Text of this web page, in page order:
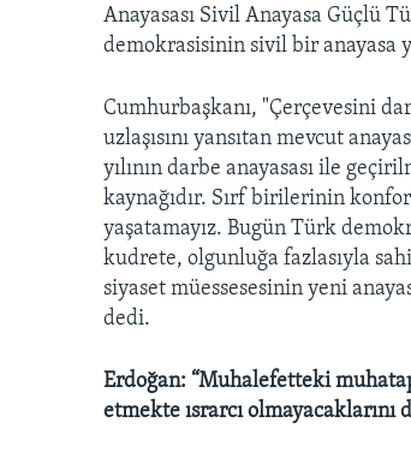
Anayasası Sivil Anayasa Güçlü
demokrasisinin sivil bir anayasa
Cumhurbaşkanı, "Çerçevesini
uzlaşısını yansıtan mevcut
yılının darbe anayasası ile
kaynağıdır. Sırf birilerinin
yaşatamayız. Bugün Türk
kudrete, olgunluğa fazlasıyla
siyaset müessesesinin yeni
dedi.
Erdoğan: “Muhalefetteki
etmekte ısrarcı olmayacaklarını